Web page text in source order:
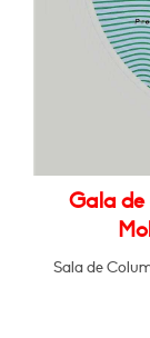
Gala de
Sala de